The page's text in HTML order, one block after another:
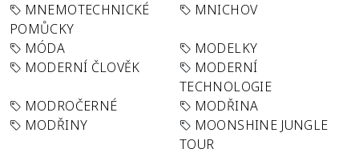
MNEMOTECHNICKÉ
POMŮCKY
MNICHOV
MÓDA
MODELKY
MODERNÍ ČLOVĚK
MODERNÍ
TECHNOLOGIE
MODROČERNÉ
MODŘINA
MODŘINY
MOONSHINE JUNGLE
TOUR